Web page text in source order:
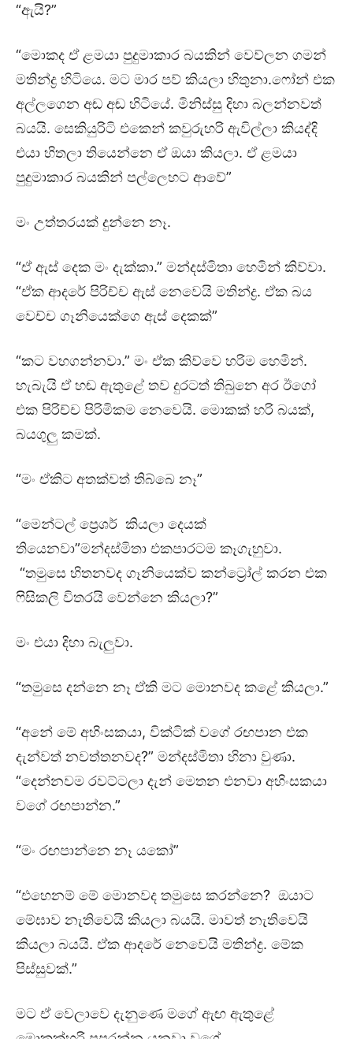
“ඇයි?”
“මොකද ඒ ළමයා පුදුමාකාර බයකින් වෙව්ලන ගමන්
මතින්ද්‍ර හිටියෙ. මට මාර පව් කියලා හිතුනා.ෆෝන් එක
අල්ලගෙන අඬ අඬ හිටියේ. මිනිස්සු දිහා බලන්නවත්
බයයි. සෙකියුරිටි එකෙන් කවුරුහරි ඇවිල්ලා කියද්දි
එයා හිතලා තියෙන්නෙ ඒ ඔයා කියලා. ඒ ළමයා
පුදුමාකාර බයකින් පල්ලෙහට ආවේ”
මං උත්තරයක් දුන්නෙ නෑ.
“ඒ ඇස් දෙක මං දැක්කා.” මන්දස්මිතා හෙමින් කිව්වා.
“ඒක ආදරේ පිරිච්ච ඇස් නෙවෙයි මතින්ද්‍ර. ඒක බය
වෙච්ච ගෑනියෙක්ගෙ ඇස් දෙකක්”
“කට වහගන්නවා.” මං ඒක කිව්වෙ හරිම හෙමින්.
හැබැයි ඒ හඬ ඇතුළේ තව දුරටත් තිබුනෙ අර ඊගෝ
එක පිරිච්ච පිරිමිකම නෙවෙයි. මොකක් හරි බයක්,
බයගුලු කමක්.
“මං ඒකිට අතක්වත් තිබ්බෙ නෑ”
“මෙන්ටල් ප්‍රෙශර් කියලා දෙයක්
තියෙනවා”මන්දස්මිතා එකපාරටම කෑගැහුවා.
“තමුසෙ හිතනවද ගෑනියෙක්ව කන්ට්‍රෝල් කරන එක
ෆිසිකලි විතරයි වෙන්නෙ කියලා?”
මං එයා දිහා බැලුවා.
“තමුසෙ දන්නෙ නෑ ඒකි මට මොනවද කළේ කියලා.”
“අනේ මේ අහිංසකයා, වික්ටික් වගේ රඟපාන එක
දැන්වත් නවත්තනවද?” මන්දස්මිතා හිනා වුණා.
“දෙන්නවම රවට්ටලා දැන් මෙතන එනවා අහිංසකයා
වගේ රඟපාන්න.”
“මං රඟපාන්නෙ නෑ යකෝ”
“එහෙනම් මේ මොනවද තමුසෙ කරන්නෙ? ඔයාට
මේඝාව නැතිවෙයි කියලා බයයි. මාවත් නැතිවෙයි
කියලා බයයි. ඒක ආදරේ නෙවෙයි මතින්ද්‍ර. මේක
පිස්සුවක්.”
මට ඒ වෙලාවෙ දැනුණෙ මගේ ඇඟ ඇතුළේ